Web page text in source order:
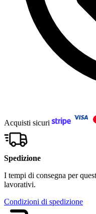
Acquisti sicuri
Spedizione
I tempi di consegna per
lavorativi.
Condizioni di spedizione